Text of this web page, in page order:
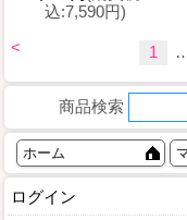
込:7,590円)
< 1
商品検索
ホーム
ログイン